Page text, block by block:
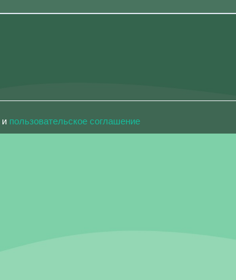
и пользовательское соглашение